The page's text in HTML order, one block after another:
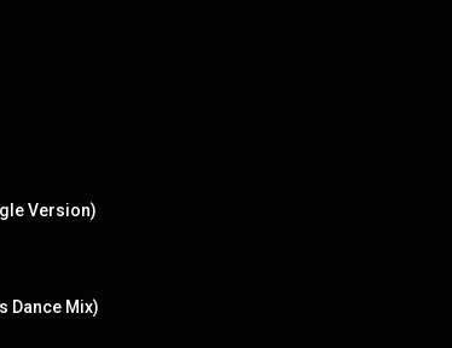
Version)
Dance Mix)